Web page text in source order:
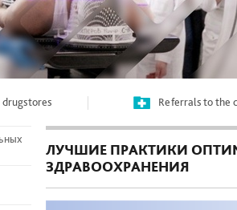
Referrals to the
ЛУЧШИЕ ПРАКТИКИ
ЗДРАВООХРАНЕНИЯ